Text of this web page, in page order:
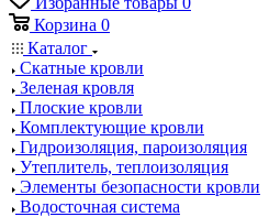
Корзина 0
Каталог
Скатные кровли
Зеленая кровля
Плоские кровли
Комплектующие кровли
Гидроизоляция, пароизоляция
Утеплитель, теплоизоляция
Элементы безопасности кровли
Водосточная система